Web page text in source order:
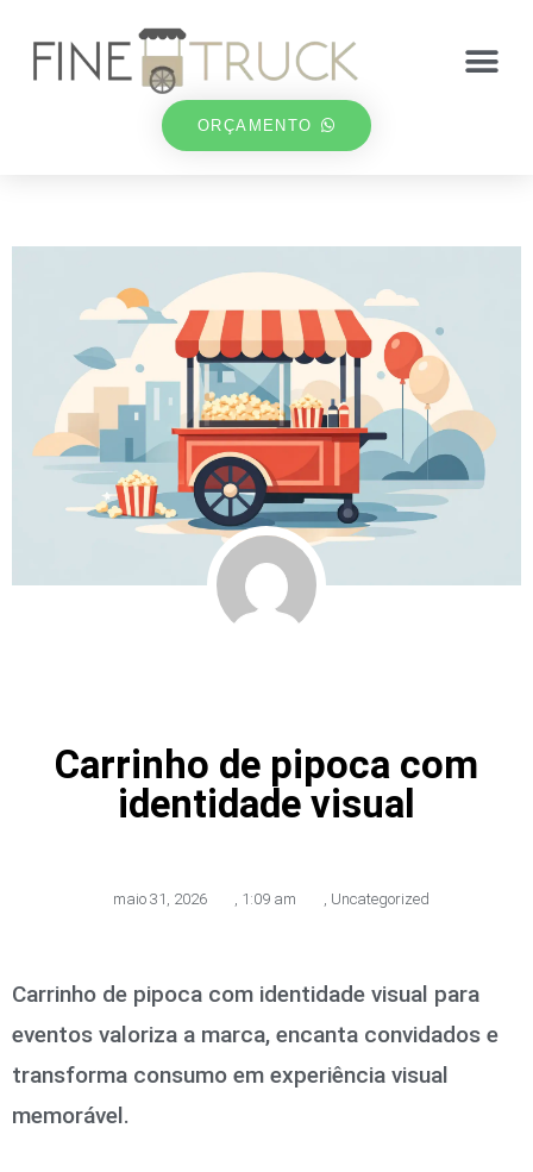
ORÇAMENTO
Carrinho de pipoca com
identidade visual
maio 31, 2026 , 1:09 am , Uncategorized
Carrinho de pipoca com identidade visual para
eventos valoriza a marca, encanta convidados e
transforma consumo em experiência visual
memorável.